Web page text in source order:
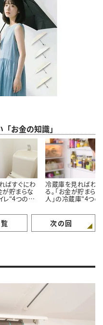
お金の知識」
ばすぐにわ
が貯まらな
レ“4つの特
冷蔵庫を見ればわか
る。「お金が貯まら
人」の冷蔵庫“4つの
次の回